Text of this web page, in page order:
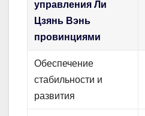
управления Ли
Цзянь Вэнь
провинциями
Обеспечение
стабильности и
развития